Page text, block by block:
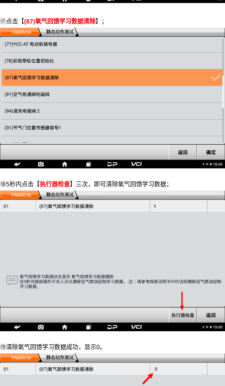
⑰点击【(87)氧气回馈学习数据清除】；
⑱5秒内点击【执行器检查】三次，即可清除氧气回馈学习数据；
⑲清除氧气回馈学习数据成功，显示0。